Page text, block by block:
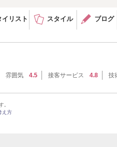
イリスト スタイル ブログ
雰囲気 4.5 接客サービス 4.8 技
。
え方